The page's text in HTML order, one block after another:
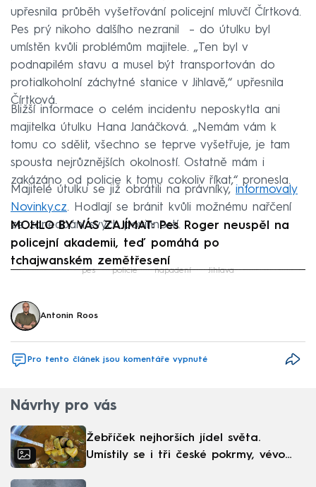
upřesnila průběh vyšetřování policejní mluvčí Čírtková.
Pes prý nikoho dalšího nezranil – do útulku byl
umístěn kvůli problémům majitele. „Ten byl v
podnapilém stavu a musel být transportován do
protialkoholní záchytné stanice v Jihlavě,“ upřesnila
Čírtková.
Bližší informace o celém incidentu neposkytla ani
majitelka útulku Hana Janáčková. „Nemám vám k
tomu co sdělit, všechno se teprve vyšetřuje, je tam
spousta nejrůznějších okolností. Ostatně mám i
zakázáno od policie k tomu cokoliv říkat,“ pronesla.
Majitelé útulku se již obrátili na právníky, informovaly
Novinky.cz. Hodlají se bránit kvůli možnému nařčení
ze zanedbání svých povinností.
MOHLO BY VÁS ZAJÍMAT: Pes Roger neuspěl na
policejní akademii, teď pomáhá po
tchajwanském zemětřesení
pes policie napadení Jihlava
Antonin Roos
Pro tento článek jsou komentáře vypnuté
Návrhy pro vás
Žebříček nejhorších jídel světa.
Umístily se i tři české pokrmy, vévodí